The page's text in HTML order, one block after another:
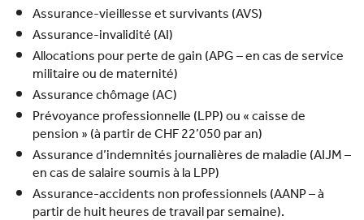
Assurance-vieillesse et survivants (AVS)
Assurance-invalidité (AI)
Allocations pour perte de gain (APG – en cas de service
militaire ou de maternité)
Assurance chômage (AC)
Prévoyance professionnelle (LPP) ou « caisse de
pension » (à partir de CHF 22’050 par an)
Assurance d’indemnités journalières de maladie (AIJM –
en cas de salaire soumis à la LPP)
Assurance-accidents non professionnels (AANP – à
partir de huit heures de travail par semaine).